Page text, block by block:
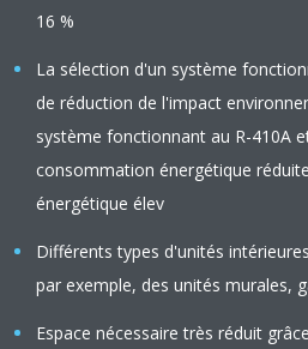
16 %
La sélection d'un système
de réduction de l'impact
système fonctionnant au R-410A
consommation énergétique
énergétique élev
Différents types d'unités
par exemple, des unités murales,
Espace nécessaire très réduit